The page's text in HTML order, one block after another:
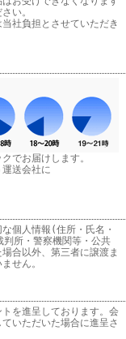
い。
社負担とさせていただき
でお届けします。
送会社に
個人情報(住所・氏名・
所・警察機関等・公共
合以外、第三者に譲渡ま
せん。
を進呈しております。会
いただいた場合に進呈さ